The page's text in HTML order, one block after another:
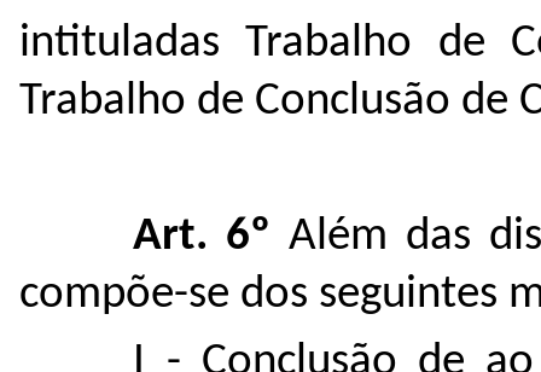
intituladas Trabalho de
Trabalho de Conclusão de
Art. 6º Além das
compõe-se dos seguintes